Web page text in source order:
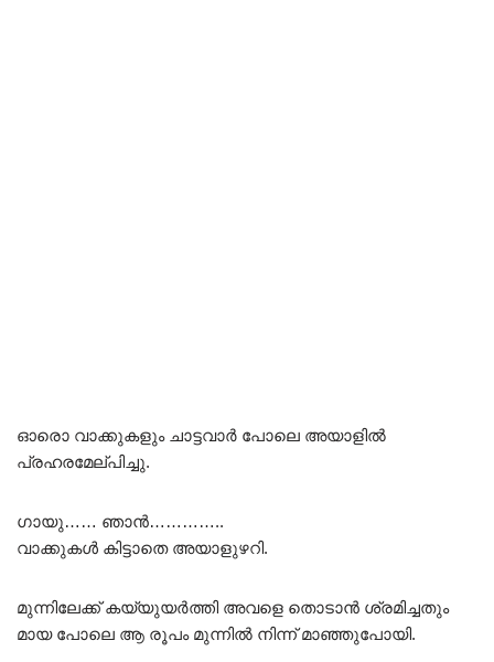
ഓരൊ വാക്കുകളും ചാട്ടവാർ പോലെ അയാളിൽ
പ്രഹരമേല്പിച്ചു.
ഗായു…… ഞാൻ…………..
വാക്കുകൾ കിട്ടാതെ അയാളുഴറി.
മുന്നിലേക്ക് കയ്യുയർത്തി അവളെ തൊടാൻ ശ്രമിച്ചതും
മായ പോലെ ആ രൂപം മുന്നിൽ നിന്ന് മാഞ്ഞുപോയി.